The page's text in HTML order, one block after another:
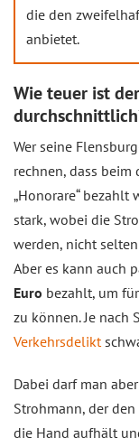
die den
anbietet.
Wie teuer ist
Wer seine
rechnen, dass
„Honorare“ bezahlt
stark, wobei die
werden, nicht selten
Aber es kann auch
Euro bezahlt, um
zu können. Je
Verkehrsdelikt
Dabei darf man
Strohmann, der
die Hand aufhält